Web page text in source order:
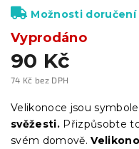
90 Kč
74 Kč bez DPH
cena:
Vyprodáno
Možnosti doručení
Velikonoce jsou
svěžesti. Přizpůsobte
svém domově.